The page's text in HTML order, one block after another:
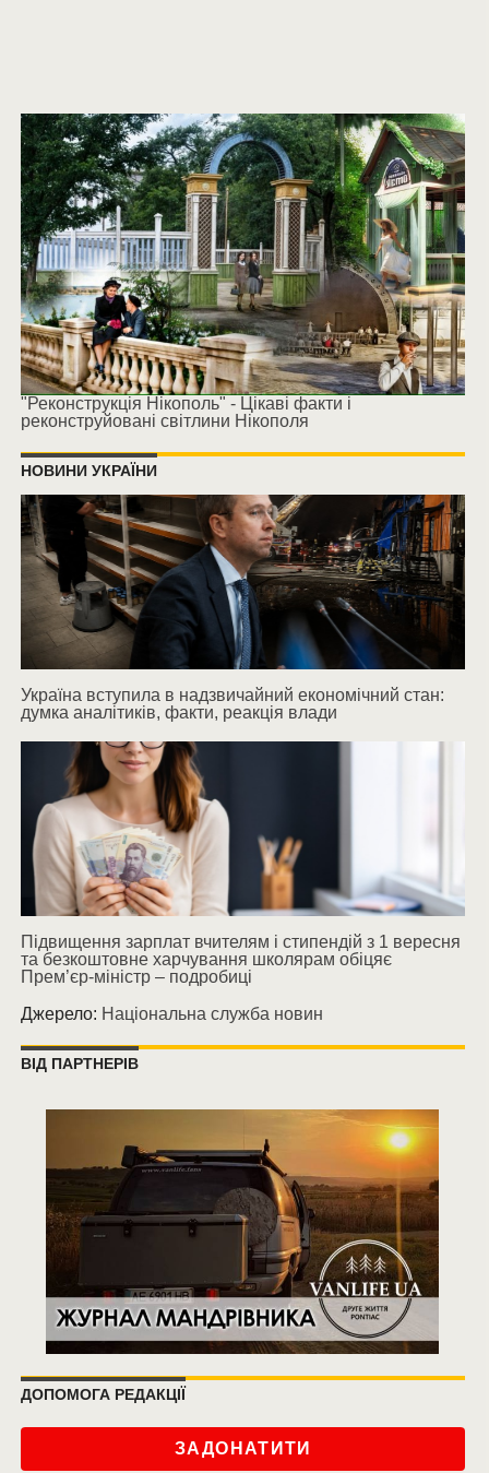
"Реконструкція Нікополь" - Цікаві факти і
реконструйовані світлини Нікополя
НОВИНИ УКРАЇНИ
Україна вступила в надзвичайний економічний стан:
думка аналітиків, факти, реакція влади
Підвищення зарплат вчителям і стипендій з 1 вересня
та безкоштовне харчування школярам обіцяє
Прем’єр-міністр – подробиці
Джерело: Національна служба новин
ВІД ПАРТНЕРІВ
ДОПОМОГА РЕДАКЦІЇ
ЗАДОНАТИТИ